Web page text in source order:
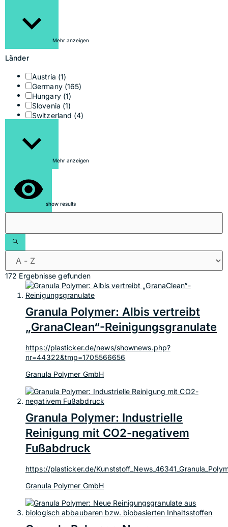
Mehr anzeigen
Länder
Austria (1)
Germany (165)
Hungary (1)
Slovenia (1)
Switzerland (4)
Mehr anzeigen
show results
172 Ergebnisse gefunden
Granula Polymer: Albis vertreibt
„GranaClean“-Reinigungs­granulate
https://plasticker.de/news/shownews.php?
nr=44322&tmp=1705566656
Granula Polymer GmbH
Granula Polymer: Industrielle
Reinigung mit CO2-negativem
Fußabdruck
https://plasticker.de/
Granula Polymer GmbH